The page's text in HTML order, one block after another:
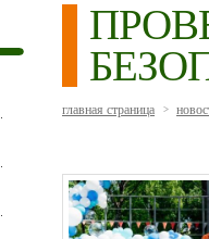
главная страница >